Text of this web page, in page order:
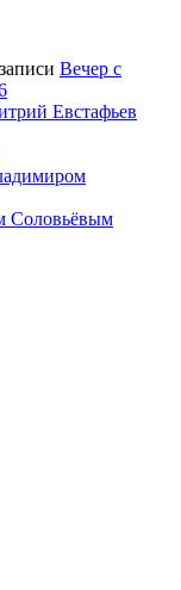
Вечер с
Евстафьев
Соловьёвым